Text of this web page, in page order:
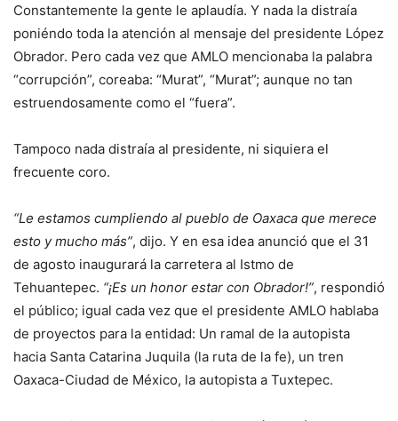
Constantemente la gente le aplaudía. Y nada la distraía
poniéndo toda la atención al mensaje del presidente López
Obrador. Pero cada vez que AMLO mencionaba la palabra
“corrupción”, coreaba: “Murat”, “Murat”; aunque no tan
estruendosamente como el “fuera”.
Tampoco nada distraía al presidente, ni siquiera el
frecuente coro.
“Le estamos cumpliendo al pueblo de Oaxaca que merece
esto y mucho más”, dijo. Y en esa idea anunció que el 31
de agosto inaugurará la carretera al Istmo de
Tehuantepec. “¡Es un honor estar con Obrador!”, respondió
el público; igual cada vez que el presidente AMLO hablaba
de proyectos para la entidad: Un ramal de la autopista
hacia Santa Catarina Juquila (la ruta de la fe), un tren
Oaxaca-Ciudad de México, la autopista a Tuxtepec.